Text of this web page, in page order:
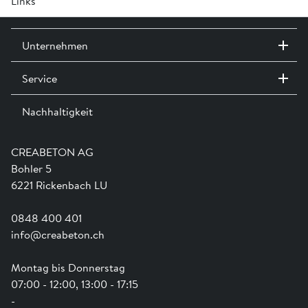
Beton hergestellt.
Ausstellungswegweiser »
CREABETON AG
Bohler 5
6221 Rickenbach LU
0848 400 401
info@creabeton.ch
Montag bis Donnerstag
07:00 - 12:00, 13:00 - 17:15
-
Unternehmen
Kontakt / Standorte
Ausstellungen
Team
Ausbildung
Service
Dienstleistungen
Shop Hilfe
Anwendungsunterstützung
Newsletter
Nachhaltigkeit
Engagement
Swissness
Schwammstadt